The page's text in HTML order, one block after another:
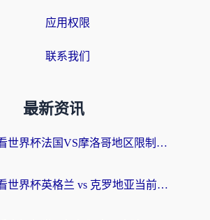
应用权限
联系我们
最新资讯
在国外看世界杯法国VS摩洛哥地区限制？这篇指南让你流畅看中文解说无压力
在国外看世界杯英格兰 vs 克罗地亚当前地区不可播放？这篇指南帮你搞定所有海外观赛难题